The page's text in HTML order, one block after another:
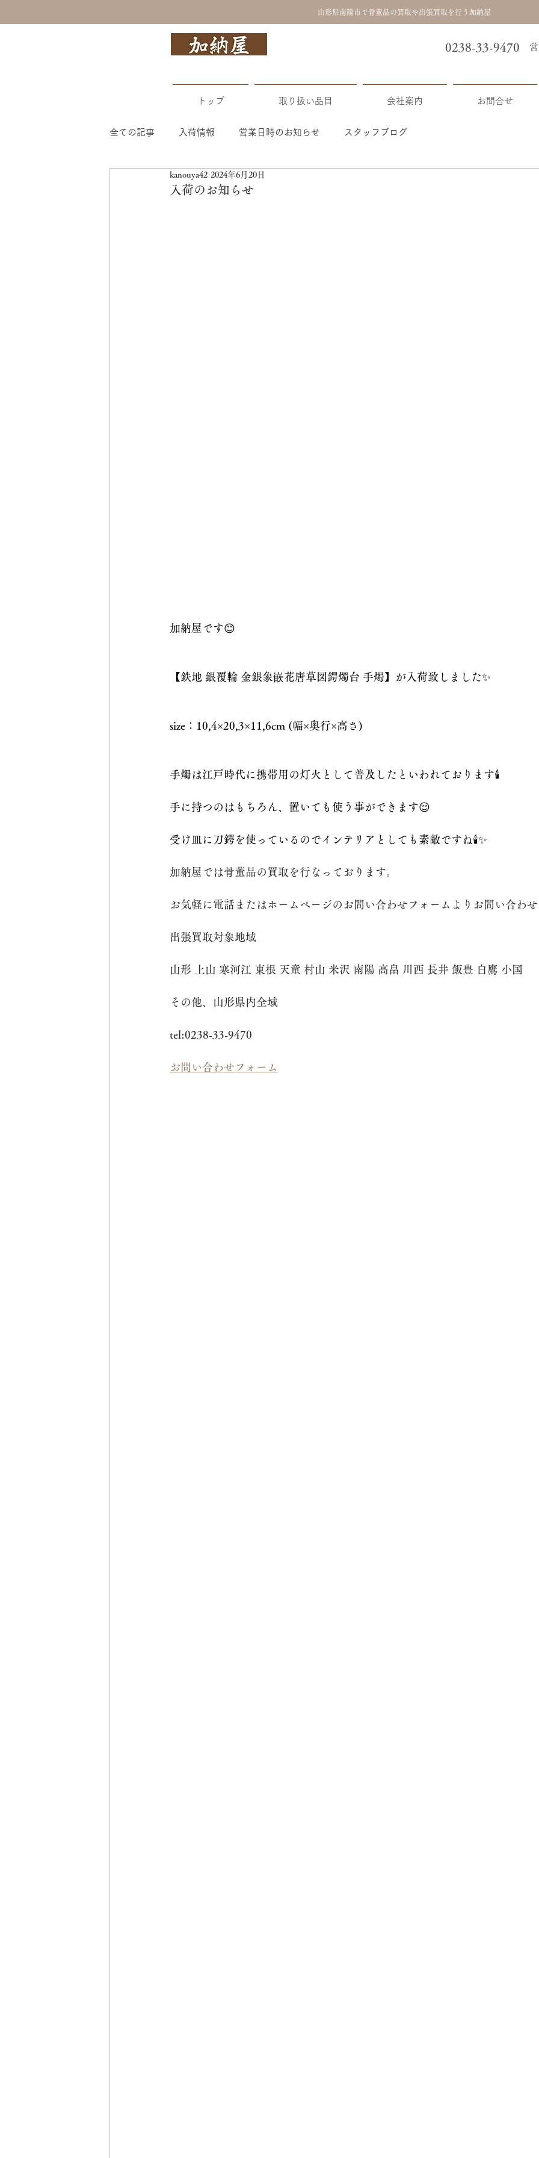
山形県南陽市で骨董品の買取や出張買取を行う加納屋
0238-33-9470
トップ 取り扱い品目 会社案内 お問合せ
全ての記事 入荷情報 営業日時のお知らせ スタッフブログ
入荷のお知らせ
kanouya42 2024年6月20日
加納屋です😊
【鉄地 銀覆輪 金銀象嵌花唐草図鍔燭台 手燭】が入荷致しました✨
size：10,4×20,3×11,6cm (幅×奥行×高さ)
手燭は江戸時代に携帯用の灯火として普及したといわれております🕯️
手に持つのはもちろん、置いても使う事ができます😌
受け皿に刀鍔を使っているのでインテリアとしても素敵ですね🕯️✨
加納屋では骨董品の買取を行なっております。
お気軽に電話またはホームページのお問い合わせフォームよりお問い合わせ
出張買取対象地域
山形 上山 寒河江 東根 天童 村山 米沢 南陽 高畠 川西 長井 飯豊 白鷹 小国
その他、山形県内全域
tel:0238-33-9470
お問い合わせフォーム